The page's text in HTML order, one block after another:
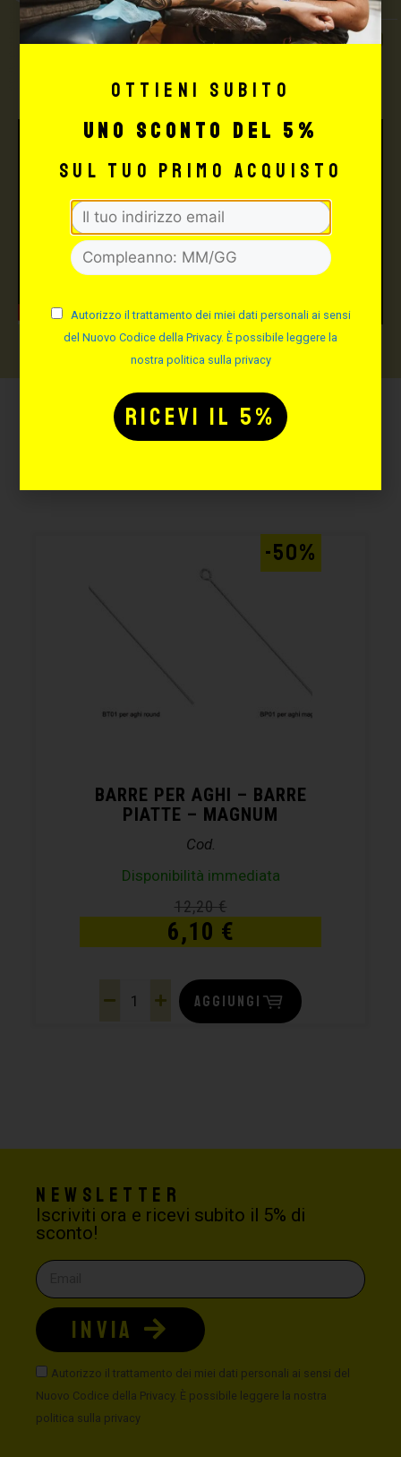
TUTTO PER IL TUO
Potrebbe interessarti
BARRE PER AGHI – BARRE
PIATTE – MAGNUM
Cod.
Disponibilità immediata
12,20€
6,10 €
-50%
AGGIUNGI
Newsletter
Iscriviti ora e ricevi subito il 5% di
sconto!
Autorizzo il trattamento dei miei dati personali ai sensi del
Nuovo Codice della Privacy. È possibile leggere la nostra
politica sulla privacy
INVIA
Ottieni subito
uno sconto del 5%
sul tuo primo acquisto
Autorizzo il trattamento dei miei dati personali ai sensi
del Nuovo Codice della Privacy. È possibile leggere la
nostra politica sulla privacy